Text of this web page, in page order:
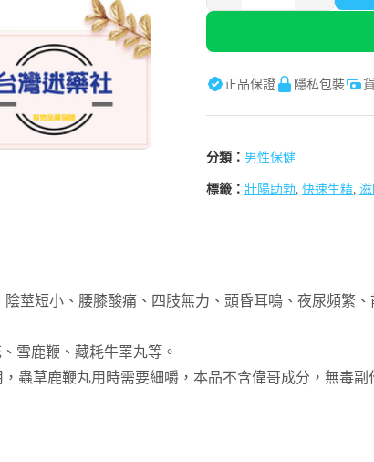
正品保證 隱私包裝
分類： 男性保健
標籤： 壯陽助勃, 快速生精,
莖短小、腰膝酸痛、四肢無力、頭昏耳鳴、夜尿頻繁
雪鹿鞭、藏耗牛睪丸等。
蟲草鹿鞭丸用時需要細嚼，本品不含偉哥成分，無毒副